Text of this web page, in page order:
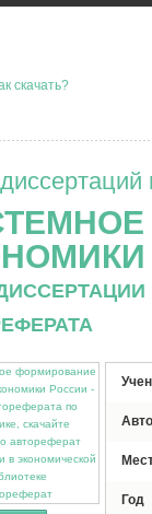
скачать?
Год